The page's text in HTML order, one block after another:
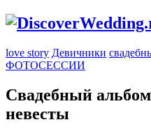
love story Девичники
ФОТОСЕССИИ
Свадебный
невесты